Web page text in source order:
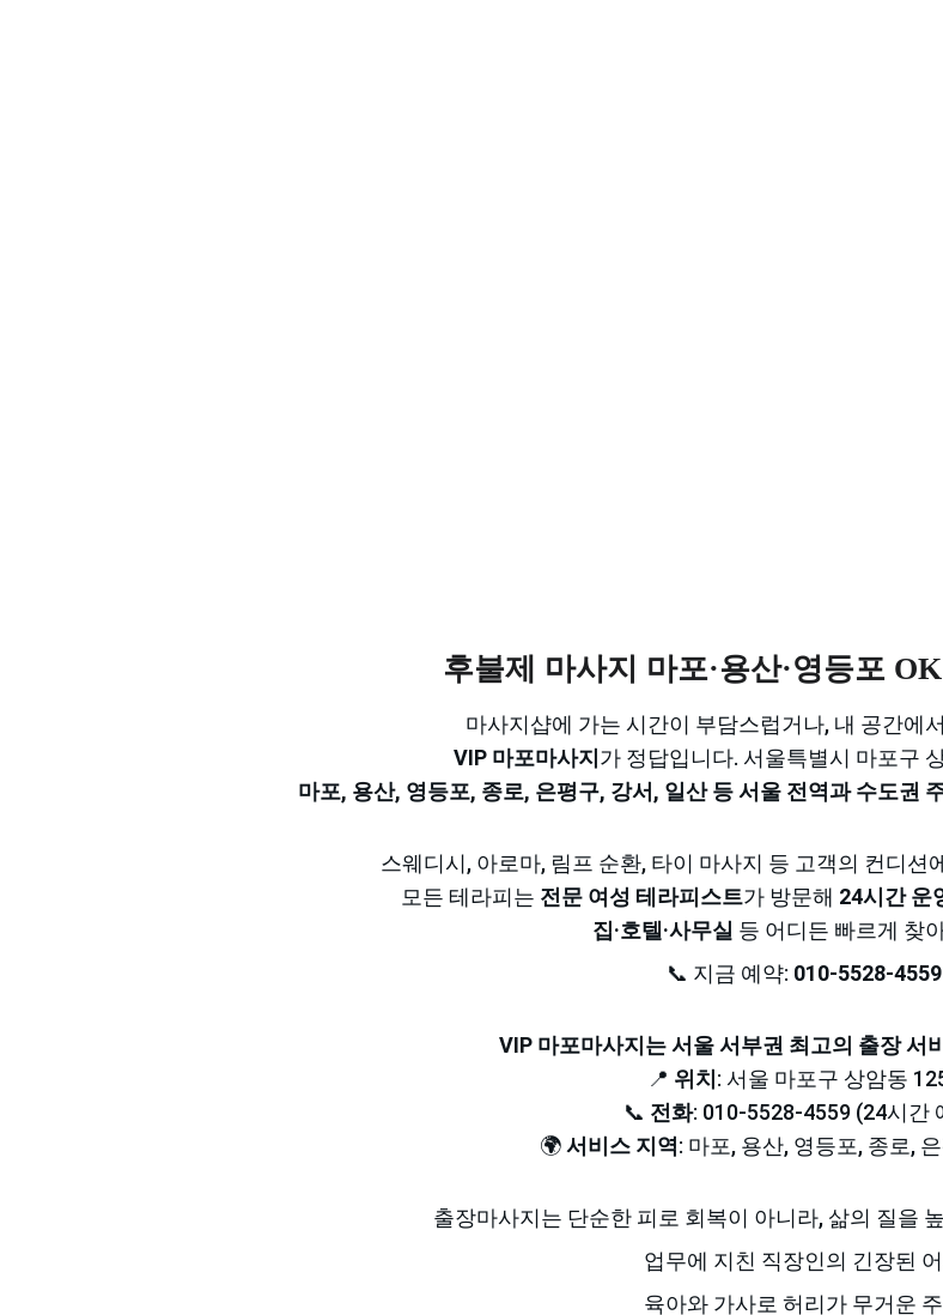
후불제 마사지 마포·용산·영등포
마사지샵에 가는 시간이 부담스럽거나, 내 공간에
VIP 마포마사지 가 정답입니다. 서울특별시 마포구
마포, 용산, 영등포, 종로, 은평구, 강서, 일산 등 서울 전역과 수도권
스웨디시, 아로마, 림프 순환, 타이 마사지 등 고객의 컨디션
모든 테라피는 전문 여성 테라피스트가 방문해 24시간 운
집·호텔·사무실 등 어디든 빠르게 찾
📞 지금 예약: 010-5528-4559
VIP 마포마사지는 서울 서부권 최고의 출장 서
📍 위치 : 서울 마포구 상암동
📞 전화: 010-5528-4559 (24시간
🌍 서비스 지역: 마포, 용산, 영등포, 종로,
출장마사지는 단순한 피로 회복이 아니라, 삶의 질을
업무에 지친 직장인의 긴장된
육아와 가사로 허리가 무거운